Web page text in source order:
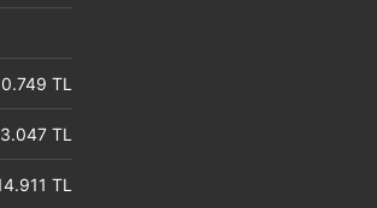
TL
TL
TL